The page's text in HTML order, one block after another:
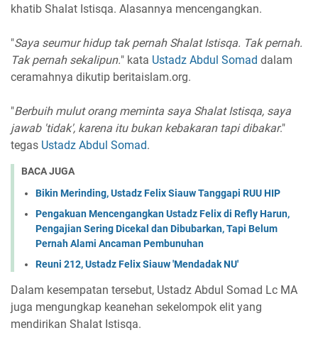
khatib Shalat Istisqa. Alasannya mencengangkan.
"Saya seumur hidup tak pernah Shalat Istisqa. Tak pernah.
Tak pernah sekalipun." kata Ustadz Abdul Somad dalam
ceramahnya dikutip beritaislam.org.
"Berbuih mulut orang meminta saya Shalat Istisqa, saya
jawab 'tidak', karena itu bukan kebakaran tapi dibakar."
tegas Ustadz Abdul Somad.
BACA JUGA
Bikin Merinding, Ustadz Felix Siauw Tanggapi RUU HIP
Pengakuan Mencengangkan Ustadz Felix di Refly Harun,
Pengajian Sering Dicekal dan Dibubarkan, Tapi Belum
Pernah Alami Ancaman Pembunuhan
Reuni 212, Ustadz Felix Siauw 'Mendadak NU'
Dalam kesempatan tersebut, Ustadz Abdul Somad Lc MA
juga mengungkap keanehan sekelompok elit yang
mendirikan Shalat Istisqa.